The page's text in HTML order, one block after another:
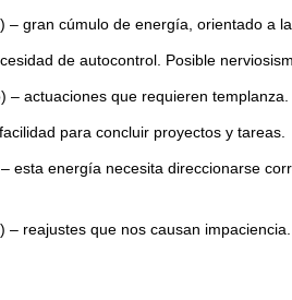
– gran cúmulo de energía, orientado a
de autocontrol. Posible
– actuaciones que requieren templanza.
para concluir proyectos y tareas.
esta energía necesita direccionarse
– reajustes que nos causan